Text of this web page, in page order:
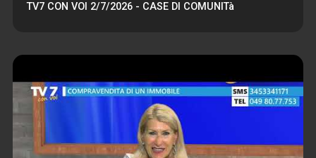
TV7 CON VOI 2/7/2026 - CASE DI COMUNITà